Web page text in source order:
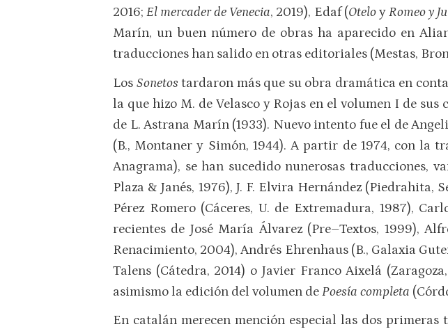
2016;El mercader de Venecia, 2019), Edaf (OteloyRomeo y
Marín, un buen número de obras ha aparecido en
traducciones han salido en otras editoriales (Mestas,
Los Sonetos tardaron más que su obra dramática en
la que hizo M. de Velasco y Rojas en el volumen I de sus
de L. Astrana Marín (1933). Nuevo intento fue el de
(B., Montaner y Simón, 1944). A partir de 1974, con la
Anagrama), se han sucedido nunerosas traducciones,
Plaza & Janés, 1976), J. F. Elvira Hernández (Piedrahita,
Pérez Romero (Cáceres, U. de Extremadura, 1987),
recientes de José María Álvarez (Pre–Textos, 1999),
Renacimiento, 2004), Andrés Ehrenhaus (B., Galaxia
Talens (Cátedra, 2014) o Javier Franco Aixelá
asimismo la edición del volumen dePoesía completa
En catalán merecen mención especial las dos primeras